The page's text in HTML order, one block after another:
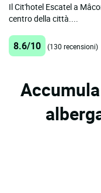
Il Cit'hotel Escatel a
centro della città....
8.6/10 (130 recensioni)